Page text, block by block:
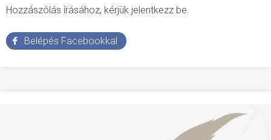
Hozzászólás írásához, kérjük jelentkezz be.
Belépés Facebookkal